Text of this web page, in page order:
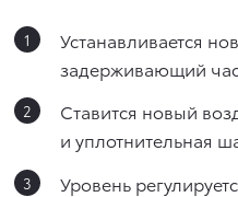
Устанавливается
задерживающий
Ставится новый
и уплотнительная
Уровень